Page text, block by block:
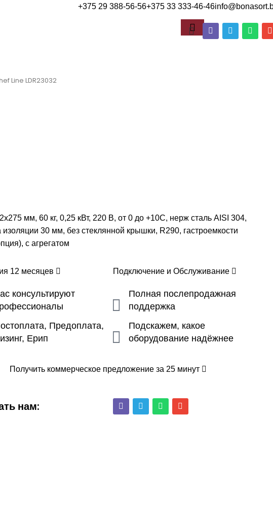
+375 29 388-56-56+375 33 333-46-46
Line LDR23032
мм, 60 кг, 0,25 кВт, 220 В, от 0 до +10С, нерж сталь AISI 304,
30 мм, без стеклянной крышки, R290, гастроемкости
с агрегатом
12 месяцев Подключение и Обслуживание
консультируют
Предоплата,
Ерип
Полная послепродажная
поддержка
Подскажем, какое
оборудование надёжнее
Получить коммерческое предложение за 25 минут
нам: